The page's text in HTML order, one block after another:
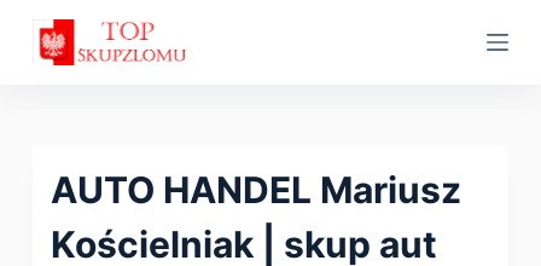
AUTO HANDEL Mariusz
Kościelniak | skup aut